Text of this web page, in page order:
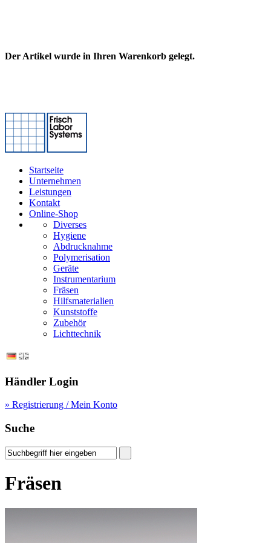
Der Artikel wurde in Ihren Warenkorb gelegt.
Startseite
Unternehmen
Leistungen
Kontakt
Online-Shop
Diverses
Hygiene
Abdrucknahme
Polymerisation
Geräte
Instrumentarium
Fräsen
Hilfsmaterialien
Kunststoffe
Zubehör
Lichttechnik
Händler Login
» Registrierung / Mein Konto
Suche
Fräsen